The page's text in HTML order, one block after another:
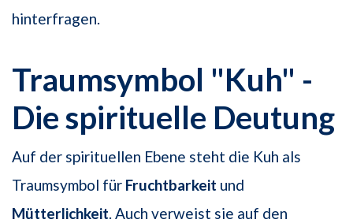
hinterfragen.
Traumsymbol "Kuh" -
Die spirituelle Deutung
Auf der spirituellen Ebene steht die Kuh als
Traumsymbol für Fruchtbarkeit und
Mütterlichkeit . Auch verweist sie auf den